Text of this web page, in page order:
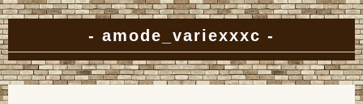
amode_variexxxc